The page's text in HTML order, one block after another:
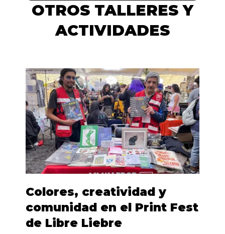
OTROS TALLERES Y
ACTIVIDADES
Colores, creatividad y
comunidad en el Print Fest
de Libre Liebre